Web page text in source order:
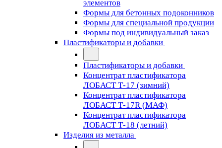
элементов
Формы для бетонных подоконников
Формы для специальной продукции
Формы под индивидуальный заказ
Пластификаторы и добавки
Пластификаторы и добавки
Концентрат пластификатора
ЛОБАСТ Т-17 (зимний)
Концентрат пластификатора
ЛОБАСТ Т-17R (МАФ)
Концентрат пластификатора
ЛОБАСТ Т-18 (летний)
Изделия из металла